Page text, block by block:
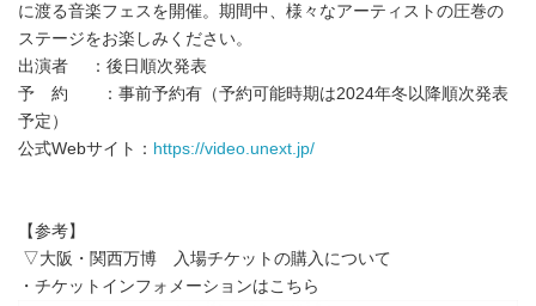
に渡る音楽フェスを開催。期間中、様々なアーティストの圧巻の
ステージをお楽しみください。
出演者 ：後日順次発表
予 約 ：事前予約有（予約可能時期は2024年冬以降順次発表
予定）
公式Webサイト： https://video.unext.jp/
【参考】
▽大阪・関西万博 入場チケットの購入について
・チケットインフォメーションはこちら